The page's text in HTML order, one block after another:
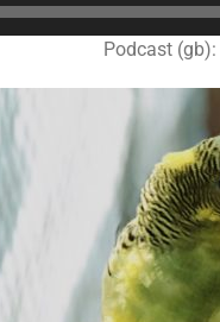
Podcast (gb):